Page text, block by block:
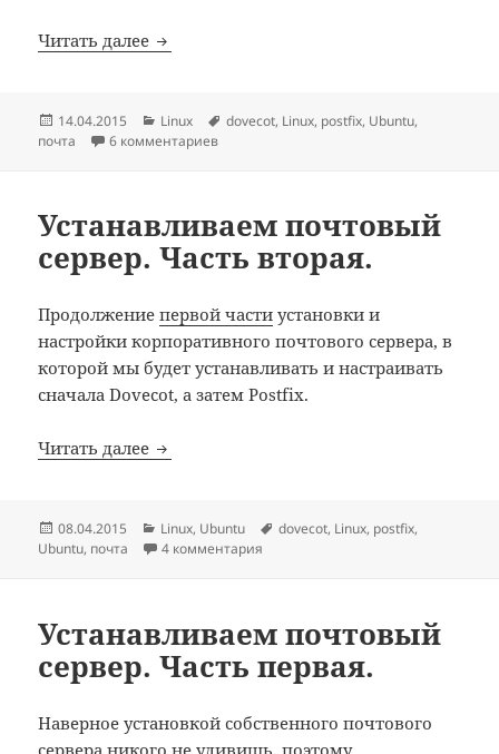
Читать далее Устанавливаем почтовый сервер. Часть
Опубликовано
14.04.2015 Рубрики
Linux Метки
dovecot, Linux, postfix, Ubuntu,
почта
6 комментариев
Устанавливаем почтовый
сервер. Часть вторая.
Продолжениепервой части установки и
настройки корпоративного почтового сервера, в
которой мы будет устанавливать и настраивать
сначала Dovecot, а затем Postfix.
Читать далее Устанавливаем почтовый сервер. Часть
Опубликовано
08.04.2015 Рубрики
Linux, Ubuntu Метки
dovecot, Linux, postfix,
Ubuntu, почта 4 комментария
Устанавливаем почтовый
сервер. Часть первая.
Наверное установкой собственного почтового
сервера никого не удивишь, поэтому